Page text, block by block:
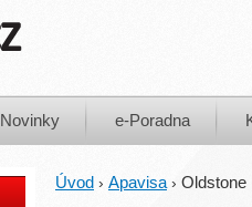
Novinky e-Poradna
Úvod › Apavisa › Oldstone